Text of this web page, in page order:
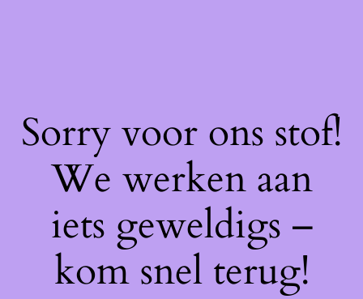
Sorry voor ons stof!
We werken aan
iets geweldigs –
kom snel terug!